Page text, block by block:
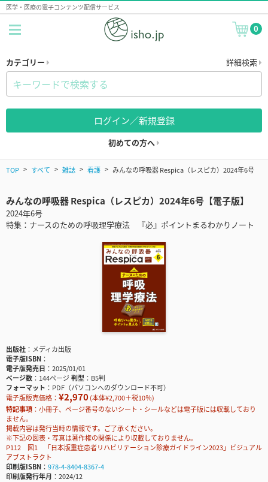
医学・医療の電子コンテンツ配信サービス
0
カテゴリー 詳細検索
ログイン／新規登録
初めての方へ
TOP すべて 雑誌 看護 みんなの呼吸器 Respica（レスピカ）2024年6号
みんなの呼吸器 Respica（レスピカ）2024年6号【電子版】
2024年6号
特集：ナースのための呼吸理学療法 『必』ポイントまるわかりノート
出版社
メディカ出版
電子版ISBN
電子版発売日
2025/01/01
ページ数
144ページ判型
B5判
フォーマット
PDF（パソコンへのダウンロード不可）
電子版販売価格： ¥2,970(本体¥2,700＋税10％)
特記事項
小冊子、ページ番号のないシート・シールなどは電子版には収載しており
ません。
掲載内容は発行当時の情報です。ご了承ください。
※下記の図表・写真は著作権の関係により収載しておりません。
P112 図1 「日本版重症患者リハビリテーション診療ガイドライン2023」ビジュアル
アブストラクト
印刷版ISBN
978-4-8404-8367-4
印刷版発行年月
2024/12